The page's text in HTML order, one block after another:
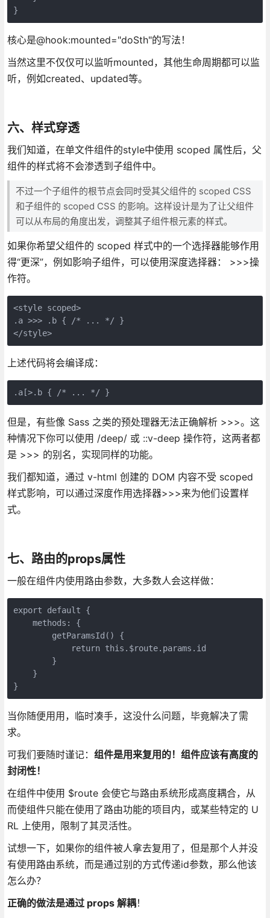
核心是@hook:mounted="doSth"的写法！
当然这里不仅仅可以监听mounted，其他生命周期都可以监
听，例如created、updated等。
六、样式穿透
我们知道，在单文件组件的style中使用 scoped 属性后，父
组件的样式将不会渗透到子组件中。
不过一个子组件的根节点会同时受其父组件的 scoped CSS
和子组件的 scoped CSS 的影响。这样设计是为了让父组件
可以从布局的角度出发，调整其子组件根元素的样式。
如果你希望父组件的 scoped 样式中的一个选择器能够作用
得“更深”，例如影响子组件，可以使用深度选择器： >>>操
作符。
<style scoped>
.a >>> .b { /* ... */ }
</style>
上述代码将会编译成：
但是，有些像 Sass 之类的预处理器无法正确解析 >>>。这
种情况下你可以使用 /deep/ 或 ::v-deep 操作符，这两者都
是 >>> 的别名，实现同样的功能。
我们都知道，通过 v-html 创建的 DOM 内容不受 scoped
样式影响，可以通过深度作用选择器>>>来为他们设置样
式。
七、路由的props属性
一般在组件内使用路由参数，大多数人会这样做：
export default {
    methods: {
        getParamsId() {
            return this.$route.params.id
        }
    }
当你随便用用，临时凑手，这没什么问题，毕竟解决了需
求。
可我们要随时谨记： 组件是用来复用的！组件应该有高度的
封闭性！
在组件中使用 $route 会使它与路由系统形成高度耦合，从
而使组件只能在使用了路由功能的项目内，或某些特定的 U
RL 上使用，限制了其灵活性。
试想一下，如果你的组件被人拿去复用了，但是那个人并没
有使用路由系统，而是通过别的方式传递id参数，那么他该
怎么办？
正确的做法是通过 props 解耦！